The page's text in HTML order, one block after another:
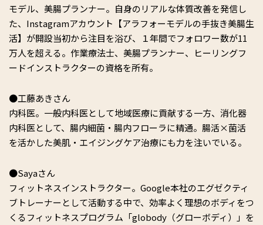
モデル、美腸プランナー。自身のリアルな体質改善を発信し
た、Instagramアカウント【アラフォーモデルの手抜き美腸生
活】が開設当初から注目を浴び、１年間でフォロワー数が11
万人を超える。作業療法士、美腸プランナー、ヒーリングフ
ードインストラクターの資格を所有。
●工藤あきさん
内科医。一般内科医として地域医療に貢献する一方、消化器
内科医として、腸内細菌・腸内フローラに精通。腸活×菌活
を活かした美肌・エイジングケア治療にも力を注いでいる。
●Sayaさん
フィットネスインストラクター。Google本社のエグゼクティ
ブトレーナーとして活動する中で、効率よく理想のボディをつ
くるフィットネスプログラム「globody（グローボディ）」を